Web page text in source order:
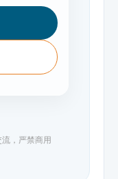
，严禁商用